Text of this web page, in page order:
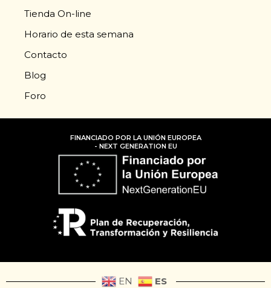
Tienda On-line
Horario de esta semana
Contacto
Blog
Foro
FINANCIADO POR LA UNIÓN EUROPEA
- NEXT GENERATION EU
EN ES